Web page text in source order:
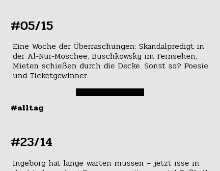
#05/15
Eine Woche der Überraschungen: Skandalpredigt in
der Al-Nur-Moschee, Buschkowsky im Fernsehen,
Mieten schießen durch die Decke. Sonst so? Poesie
und Ticketgewinner.
#alltag
#23/14
Ingeborg hat lange warten müssen – jetzt isse in